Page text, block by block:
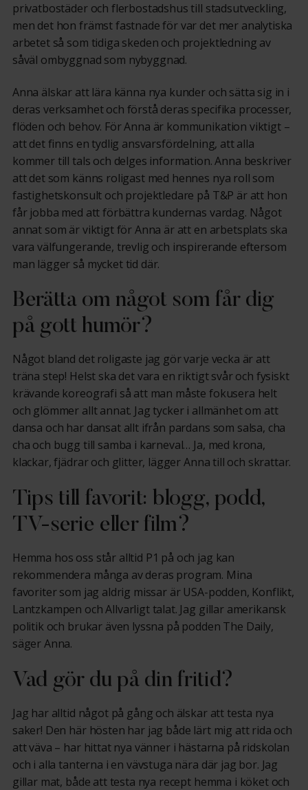
privatbostäder och flerbostadshus till stadsutveckling,
men det hon främst fastnade för var det mer analytiska
arbetet så som tidiga skeden och projektledning av
såväl ombyggnad som nybyggnad.
Anna älskar att lära känna nya kunder och sätta sig in i
deras verksamhet och förstå deras specifika processer,
flöden och behov. För Anna är kommunikation viktigt –
att det finns en tydlig ansvarsfördelning, att alla
kommer till tals och delges information. Anna beskriver
att det som känns roligast med hennes nya roll som
fastighetskonsult och projektledare på T&P är att hon
får jobba med att förbättra kundernas vardag. Något
annat som är viktigt för Anna är att en arbetsplats ska
vara välfungerande, trevlig och inspirerande eftersom
man lägger så mycket tid där.
Berätta om något som får dig
på gott humör?
Något bland det roligaste jag gör varje vecka är att
träna step! Helst ska det vara en riktigt svår och fysiskt
krävande koreografi så att man måste fokusera helt
och glömmer allt annat. Jag tycker i allmänhet om att
dansa och har dansat allt ifrån pardans som salsa, cha
cha och bugg till samba i karneval… Ja, med krona,
klackar, fjädrar och glitter, lägger Anna till och skrattar.
Tips till favorit: blogg, podd,
TV-serie eller film?
Hemma hos oss står alltid P1 på och jag kan
rekommendera många av deras program. Mina
favoriter som jag aldrig missar är USA-podden, Konflikt,
Lantzkampen och Allvarligt talat. Jag gillar amerikansk
politik och brukar även lyssna på podden The Daily,
säger Anna.
Vad gör du på din fritid?
Jag har alltid något på gång och älskar att testa nya
saker! Den här hösten har jag både lärt mig att rida och
att väva – har hittat nya vänner i hästarna på ridskolan
och i alla tanterna i en vävstuga nära där jag bor. Jag
gillar mat, både att testa nya recept hemma i köket och